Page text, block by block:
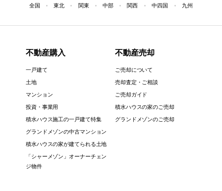
全国 東北 関東 中部 関西 中四国 九州
不動産購入
一戸建て
土地
マンション
投資・事業用
積水ハウス施工の一戸建て特集
グランドメゾンの中古マンション
積水ハウスの家が建てられる土地
「シャーメゾン」オーナーチェン
ジ物件
不動産売却
ご売却について
売却査定・ご相談
ご売却ガイド
積水ハウスの家のご売却
グランドメゾンのご売却